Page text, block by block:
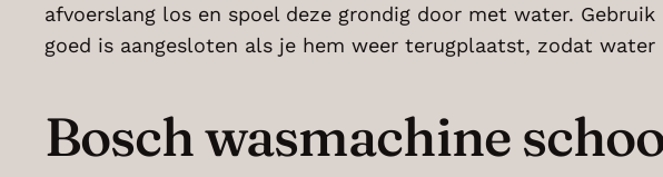
afvoerslang los en spoel deze grondig door met water.
goed is aangesloten als je hem weer terugplaatst, zodat
Bosch wasmachine